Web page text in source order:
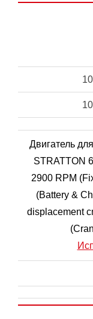
Двигатель
STRATTON
2900 RPM
(Battery &
displacement